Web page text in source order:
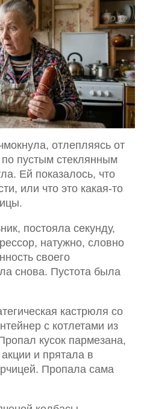
отлепляясь от
по пустым стеклянным
Ей показалось, что
или что это какая-то
постояла секунду,
натужно, словно
своего
снова. Пустота была
кастрюля со
с котлетами из
кусок пармезана,
и прятала в
Пропала сама